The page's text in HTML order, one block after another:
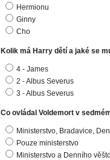
Hermionu
Ginny
Cho
Kolik má Harry dětí a jaké se
4 - James
2 - Albus Severus
3 - Albus Severus
Co ovládal Voldemort v
Ministerstvo, Bradavice,
Pouze ministerstvo
Ministerstvo a Denního